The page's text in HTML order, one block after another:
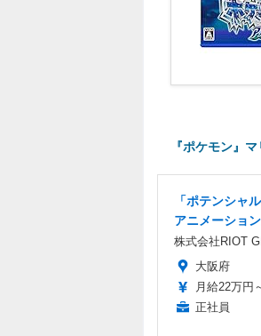
『ポケモン』
「ポテンシャ
アニメーショ
株式会社RIOT
大阪府
月給22万円
正社員